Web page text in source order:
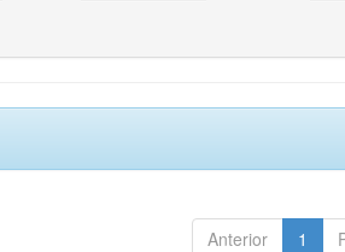
Anterior 1